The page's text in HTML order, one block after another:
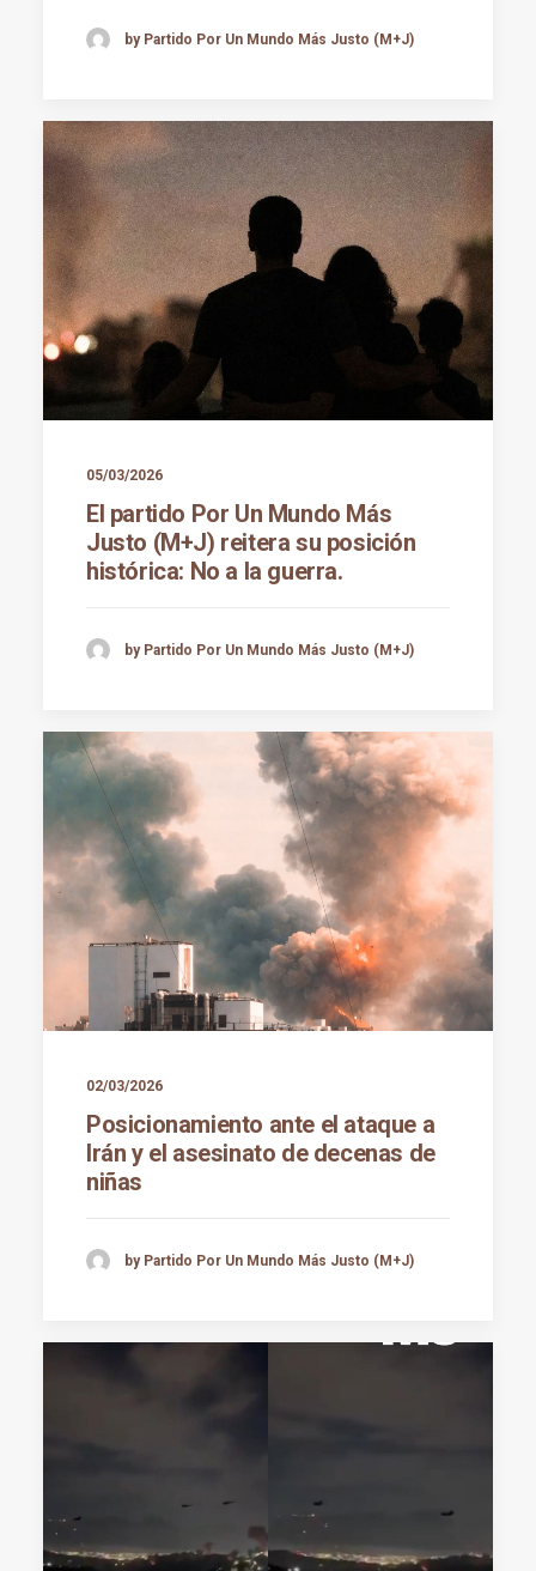
by Partido Por Un Mundo Más Justo (M+J)
05/03/2026
El partido Por Un Mundo Más
Justo (M+J) reitera su posición
histórica: No a la guerra.
by Partido Por Un Mundo Más Justo (M+J)
02/03/2026
Posicionamiento ante el ataque a
Irán y el asesinato de decenas de
niñas
by Partido Por Un Mundo Más Justo (M+J)